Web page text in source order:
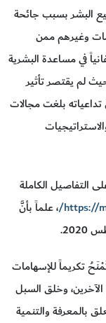
البشر بسبب جائحة
وغيرهم ممن
في مساعدة البشرية
لم يقتصر تأثير
بلغت مجالات
التفاصيل الكاملة
https:// ، علماً بأنَّ
تكريماً للإسهامات
الآخرين، وخلق السبل
بالمعرفة والتنمية